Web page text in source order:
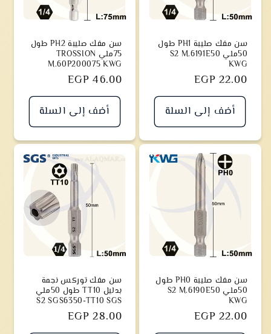
سن مفك صليبة PH1 طول
50ملي S2 M.6191E50
KWG
سعر
EGP 22.00
أضف إلى السلة
سن مفك صليبة PH2 طول
75ملي TROSSION
M.60P200075 KWG
سعر
EGP 46.00
أضف إلى السلة
سن مفك صليبة PH0 طول
50ملي S2 M.6190E50
KWG
سعر
EGP 22.00
سن مفك توركس نجمة
بدليل TT10 طول 50ملي
S2 SGS6350-TT10 SGS
سعر
EGP 28.00